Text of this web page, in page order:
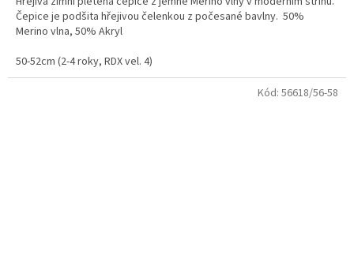
Čepice je podšita hřejivou čelenkou z počesané bavlny. 50%
Merino vlna, 50% Akryl
50-52cm (2-4 roky, RDX vel. 4)
Kód: 56618/56-58